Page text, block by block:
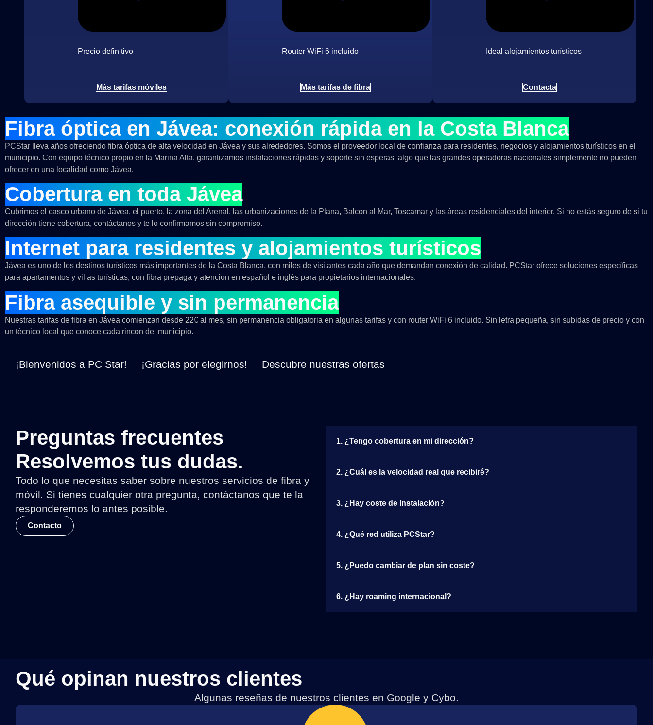
Precio definitivo
Más tarifas móviles
Router WiFi 6 incluido
Más tarifas de fibra
Ideal alojamientos turísticos
Contacta
Fibra óptica en Jávea: conexión rápida en la Costa Blanca
PCStar lleva años ofreciendo fibra óptica de alta velocidad en Jávea y sus alrededores. Somos el proveedor local de confianza para residentes, negocios y alojamientos turísticos en el
municipio. Con equipo técnico propio en la Marina Alta, garantizamos instalaciones rápidas y soporte sin esperas, algo que las grandes operadoras nacionales simplemente no pueden
ofrecer en una localidad como Jávea.
Cobertura en toda Jávea
Cubrimos el casco urbano de Jávea, el puerto, la zona del Arenal, las urbanizaciones de la Plana, Balcón al Mar, Toscamar y las áreas residenciales del interior. Si no estás seguro de si tu
dirección tiene cobertura, contáctanos y te lo confirmamos sin compromiso.
Internet para residentes y alojamientos turísticos
Jávea es uno de los destinos turísticos más importantes de la Costa Blanca, con miles de visitantes cada año que demandan conexión de calidad. PCStar ofrece soluciones específicas
para apartamentos y villas turísticas, con fibra prepaga y atención en español e inglés para propietarios internacionales.
Fibra asequible y sin permanencia
Nuestras tarifas de fibra en Jávea comienzan desde 22€ al mes, sin permanencia obligatoria en algunas tarifas y con router WiFi 6 incluido. Sin letra pequeña, sin subidas de precio y con
un técnico local que conoce cada rincón del municipio.
¡Bienvenidos a PC Star! ¡Gracias por elegirnos! Descubre nuestras ofertas
Preguntas frecuentes
Resolvemos tus dudas.
Todo lo que necesitas saber sobre nuestros servicios de fibra y
móvil. Si tienes cualquier otra pregunta, contáctanos que te la
responderemos lo antes posible.
Contacto
1. ¿Tengo cobertura en mi dirección?
2. ¿Cuál es la velocidad real que recibiré?
3. ¿Hay coste de instalación?
4. ¿Qué red utiliza PCStar?
5. ¿Puedo cambiar de plan sin coste?
6. ¿Hay roaming internacional?
Qué opinan nuestros clientes
Algunas reseñas de nuestros clientes en Google y Cybo.